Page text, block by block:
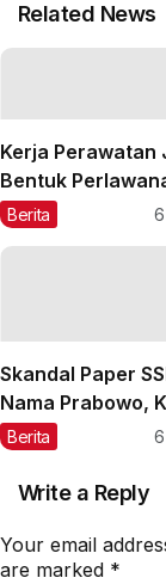
Related News
Kerja Perawatan
Bentuk
terhadap Opresi
Berita
Skandal Paper
Nama Prabowo,
Buka Temuan
Berita
Write a Reply
Your email
are marked *